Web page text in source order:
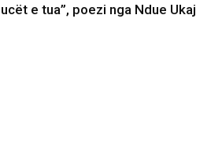
e tua”, poezi nga Ndue Ukaj